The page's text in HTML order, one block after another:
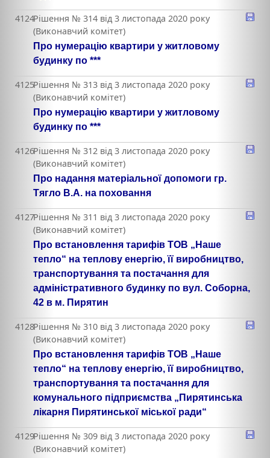
4124Рішення № 314 від 3 листопада 2020 року
(Виконавчий комітет)
Про нумерацію квартири у житловому
будинку по ***
4125Рішення № 313 від 3 листопада 2020 року
(Виконавчий комітет)
Про нумерацію квартири у житловому
будинку по ***
4126Рішення № 312 від 3 листопада 2020 року
(Виконавчий комітет)
Про надання матеріальної допомоги гр.
Тягло В.А. на поховання
4127Рішення № 311 від 3 листопада 2020 року
(Виконавчий комітет)
Про встановлення тарифів ТОВ „Наше
тепло“ на теплову енергію, її виробництво,
транспортування та постачання для
адміністративного будинку по вул. Соборна,
42 в м. Пирятин
4128Рішення № 310 від 3 листопада 2020 року
(Виконавчий комітет)
Про встановлення тарифів ТОВ „Наше
тепло“ на теплову енергію, її виробництво,
транспортування та постачання для
комунального підприємства „Пирятинська
лікарня Пирятинської міської ради“
4129Рішення № 309 від 3 листопада 2020 року
(Виконавчий комітет)